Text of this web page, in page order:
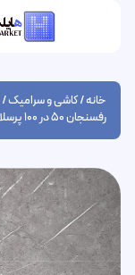
خانه/کاشی و سرامیک/
رفسنجان 50 در 100 پرسلان براق